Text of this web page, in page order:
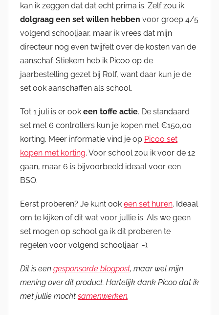
kan ik zeggen dat dat echt prima is. Zelf zou ik
dolgraag een set willen hebben voor groep 4/5
volgend schooljaar, maar ik vrees dat mijn
directeur nog even twijfelt over de kosten van de
aanschaf. Stiekem heb ik Picoo op de
jaarbestelling gezet bij Rolf, want daar kun je de
set ook aanschaffen als school.
Tot 1 juli is er ook een toffe actie. De standaard
set met 6 controllers kun je kopen met €150,00
korting. Meer informatie vind je op Picoo set
kopen met korting. Voor school zou ik voor de 12
gaan, maar 6 is bijvoorbeeld ideaal voor een
BSO.
Eerst proberen? Je kunt ook een set huren. Ideaal
om te kijken of dit wat voor jullie is. Als we geen
set mogen op school ga ik dit proberen te
regelen voor volgend schooljaar :-).
Dit is een gesponsorde blogpost, maar wel mijn
mening over dit product. Hartelijk dank Picoo dat ik
met jullie mochtsamenwerken.